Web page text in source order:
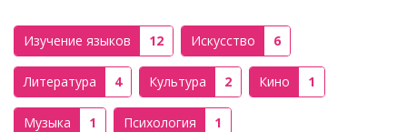
Изучение языков 12 Искусство 6
Литература 4 Культура 2 Кино 1
Музыка 1 Психология 1